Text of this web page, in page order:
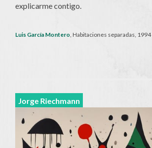
explicarme contigo.
Luis García Montero , Habitaciones separadas, 1994
Jorge Riechmann